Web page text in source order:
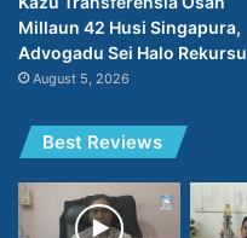
Millaun 42 Husi Singapura,
Advogadu Sei Halo Rekursu
August 5, 2026
Best Reviews